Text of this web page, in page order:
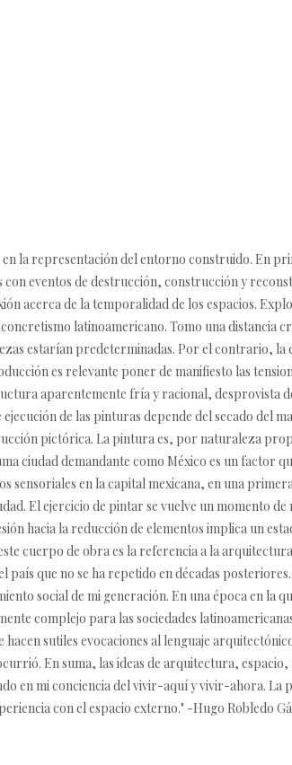
la representación del entorno construido. En
eventos de destrucción, construcción y
acerca de la temporalidad de los espacios.
latinoamericano. Tomo una distancia
estarían predeterminadas. Por el contrario, la
es relevante poner de manifiesto las
aparentemente fría y racional, desprovista
de las pinturas depende del secado del
pictórica. La pintura es, por naturaleza
ciudad demandante como México es un factor
sensoriales en la capital mexicana, en una
El ejercicio de pintar se vuelve un momento de
hacia la reducción de elementos implica un
cuerpo de obra es la referencia a la
que no se ha repetido en décadas
social de mi generación. En una época en la
complejo para las sociedades
sutiles evocaciones al lenguaje
En suma, las ideas de arquitectura,
en mi conciencia del vivir-aquí y vivir-ahora. La
con el espacio externo." -Hugo Robledo